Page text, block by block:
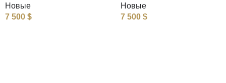
Новые
7 500 $
Новые
7 500 $